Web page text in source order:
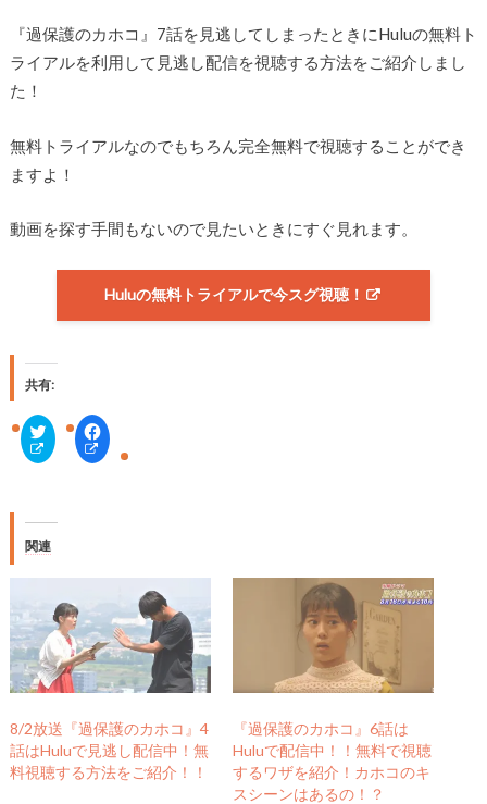
『過保護のカホコ』7話を見逃してしまったときにHuluの無料ト
ライアルを利用して見逃し配信を視聴する方法をご紹介しまし
た！
無料トライアルなのでもちろん完全無料で視聴することができ
ますよ！
動画を探す手間もないので見たいときにすぐ見れます。
Huluの無料トライアルで今スグ視聴！
共有:
ク
リ
ッ
w
i
t
で
共
有
(
新
し
い
ィ
ン
ド
ウ
で
F
a
c
は
ク
リ
ッ
ク
し
く
だ
さ
い
(
関連
8/2放送『過保護のカホコ』4
話はHuluで見逃し配信中！無
料視聴する方法をご紹介！！
『過保護のカホコ』6話は
Huluで配信中！！無料で視聴
するワザを紹介！カホコのキ
スシーンはあるの！？